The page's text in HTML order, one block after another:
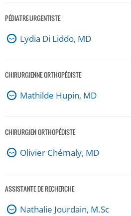
PÉDIATRE-URGENTISTE
Lydia Di Liddo, MD
CHIRURGIENNE ORTHOPÉDISTE
Mathilde Hupin, MD
CHIRURGIEN ORTHOPÉDISTE
Olivier Chémaly, MD
ASSISTANTE DE RECHERCHE
Nathalie Jourdain, M.Sc